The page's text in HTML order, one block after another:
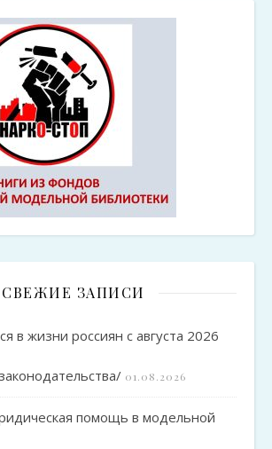
СВЕЖИЕ ЗАПИСИ
в жизни россиян с августа 2026
01.08.2026
помощь в модельной